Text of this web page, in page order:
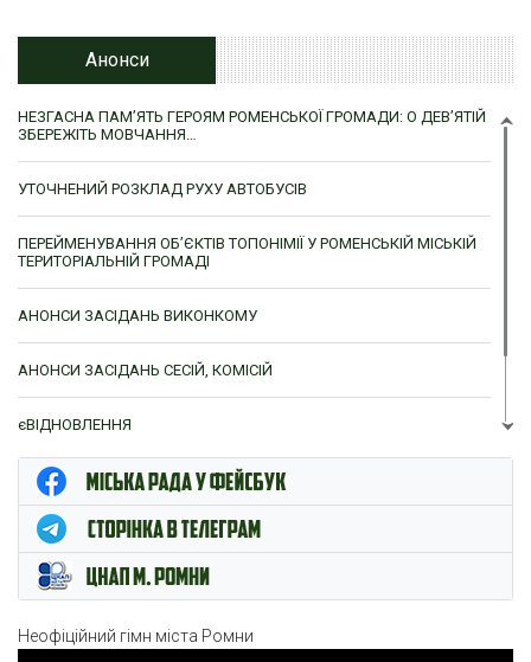
Анонси
НЕЗГАСНА ПАМ’ЯТЬ ГЕРОЯМ РОМЕНСЬКОЇ ГРОМАДИ: О ДЕВ’ЯТІЙ
ЗБЕРЕЖІТЬ МОВЧАННЯ…
УТОЧНЕНИЙ РОЗКЛАД РУХУ АВТОБУСІВ
ПЕРЕЙМЕНУВАННЯ ОБ’ЄКТІВ ТОПОНІМІЇ У РОМЕНСЬКІЙ МІСЬКІЙ
ТЕРИТОРІАЛЬНІЙ ГРОМАДІ
АНОНСИ ЗАСІДАНЬ ВИКОНКОМУ
АНОНСИ ЗАСІДАНЬ СЕСІЙ, КОМІСІЙ
єВІДНОВЛЕННЯ
ЦНАП м. Ромни
Неофіційний гімн міста Ромни